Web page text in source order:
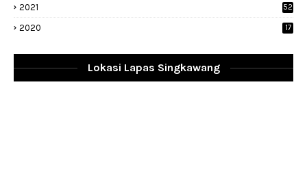
2021 52
2020 17
Lokasi Lapas Singkawang